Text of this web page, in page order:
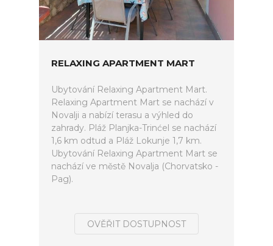
RELAXING APARTMENT MART
Ubytování Relaxing Apartment Mart.
Relaxing Apartment Mart se nachází v
Novalji a nabízí terasu a výhled do
zahrady. Pláž Planjka-Trinćel se nachází
1,6 km odtud a Pláž Lokunje 1,7 km.
Ubytování Relaxing Apartment Mart se
nachází ve městě Novalja (Chorvatsko -
Pag).
OVĚŘIT DOSTUPNOST